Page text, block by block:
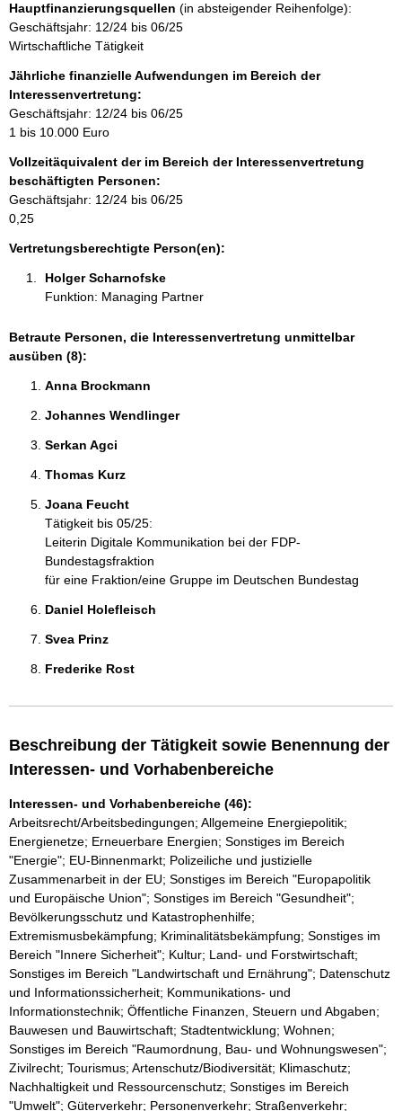
t
i
n
f
o
r
m
t
i
o
n
e
Hauptfinanzierungsquellen (in absteigender Reihenfolge):
Geschäftsjahr: 12/24 bis 06/25
Wirtschaftliche Tätigkeit
Jährliche finanzielle Aufwendungen im Bereich der
Interessenvertretung:
Geschäftsjahr: 12/24 bis 06/25
1 bis 10.000 Euro
Vollzeitäquivalent der im Bereich der Interessenvertretung
beschäftigten Personen:
Geschäftsjahr: 12/24 bis 06/25
0,25
Vertretungsberechtigte Person(en):
Holger Scharnofske
Funktion: Managing Partner
Betraute Personen, die Interessenvertretung unmittelbar
ausüben (8):
Anna Brockmann
Johannes Wendlinger
Serkan Agci
Thomas Kurz
Joana Feucht
Tätigkeit bis 05/25:
Leiterin Digitale Kommunikation bei der FDP-
Bundestagsfraktion
für eine Fraktion/eine Gruppe im Deutschen Bundestag
Daniel Holefleisch
Svea Prinz
Frederike Rost
Beschreibung der Tätigkeit sowie Benennung der
Interessen- und Vorhabenbereiche
Interessen- und Vorhabenbereiche (46):
Arbeitsrecht/Arbeitsbedingungen; Allgemeine Energiepolitik;
Energienetze; Erneuerbare Energien; Sonstiges im Bereich
"Energie"; EU-Binnenmarkt; Polizeiliche und justizielle
Zusammenarbeit in der EU; Sonstiges im Bereich "Europapolitik
und Europäische Union"; Sonstiges im Bereich "Gesundheit";
Bevölkerungsschutz und Katastrophenhilfe;
Extremismusbekämpfung; Kriminalitätsbekämpfung; Sonstiges im
Bereich "Innere Sicherheit"; Kultur; Land- und Forstwirtschaft;
Sonstiges im Bereich "Landwirtschaft und Ernährung"; Datenschutz
und Informationssicherheit; Kommunikations- und
Informationstechnik; Öffentliche Finanzen, Steuern und Abgaben;
Bauwesen und Bauwirtschaft; Stadtentwicklung; Wohnen;
Sonstiges im Bereich "Raumordnung, Bau- und Wohnungswesen";
Zivilrecht; Tourismus; Artenschutz/Biodiversität; Klimaschutz;
Nachhaltigkeit und Ressourcenschutz; Sonstiges im Bereich
"Umwelt"; Güterverkehr; Personenverkehr; Straßenverkehr;